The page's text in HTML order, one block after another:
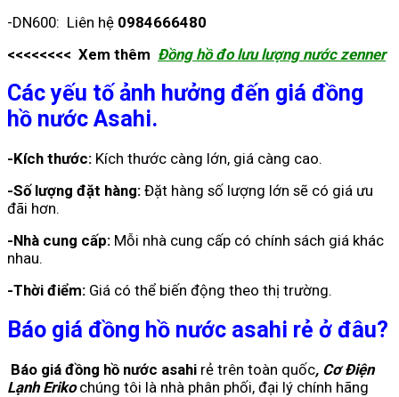
-DN600: Liên hệ 0984666480
<<<<<<<< Xem thêm Đồng hồ đo lưu lượng nước zenner
Các yếu tố ảnh hưởng đến giá đồng
hồ nước Asahi.
-Kích thước: Kích thước càng lớn, giá càng cao.
-Số lượng đặt hàng: Đặt hàng số lượng lớn sẽ có giá ưu
đãi hơn.
-Nhà cung cấp: Mỗi nhà cung cấp có chính sách giá khác
nhau.
-Thời điểm: Giá có thể biến động theo thị trường.
Báo giá đồng hồ nước asahi rẻ ở đâu?
Báo giá đồng hồ nước asahi rẻ trên toàn quốc, Cơ Điện
Lạnh Erikochúng tôi là nhà phân phối, đại lý chính hãng